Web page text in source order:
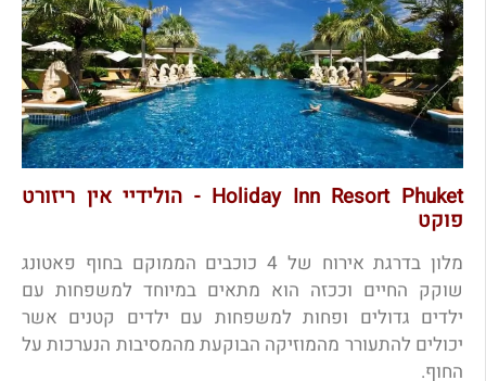
Holiday Inn Resort Phuket - הולידיי אין ריזורט
פוקט
מלון בדרגת אירוח של 4 כוכבים הממוקם בחוף פאטונג
שוקק החיים וככזה הוא מתאים במיוחד למשפחות עם
ילדים גדולים ופחות למשפחות עם ילדים קטנים אשר
יכולים להתעורר מהמוזיקה הבוקעת מהמסיבות הנערכות על
החוף.